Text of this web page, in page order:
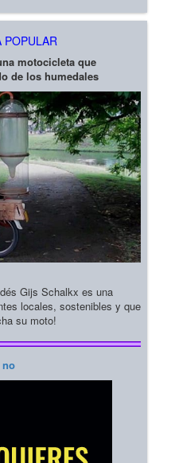
POPULAR
motocicleta que
de los humedales
Gijs Schalkx es una
locales, sostenibles y que
su moto!
no